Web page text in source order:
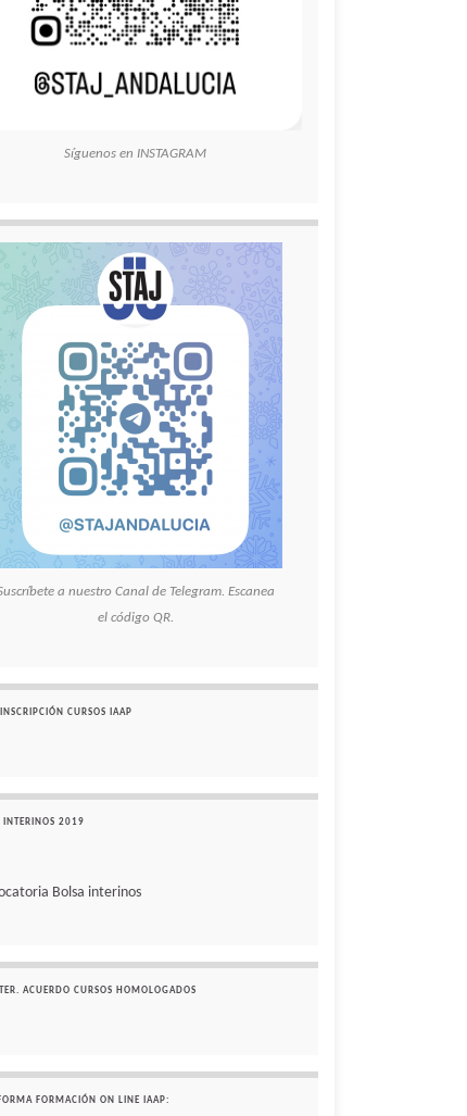
Síguenos en INSTAGRAM
a nuestro Canal de Telegram. Escanea
el código QR.
CURSOS IAAP
INTERINOS 2019
Bolsa interinos
ACUERDO CURSOS HOMOLOGADOS
FORMACIÓN ON LINE IAAP: